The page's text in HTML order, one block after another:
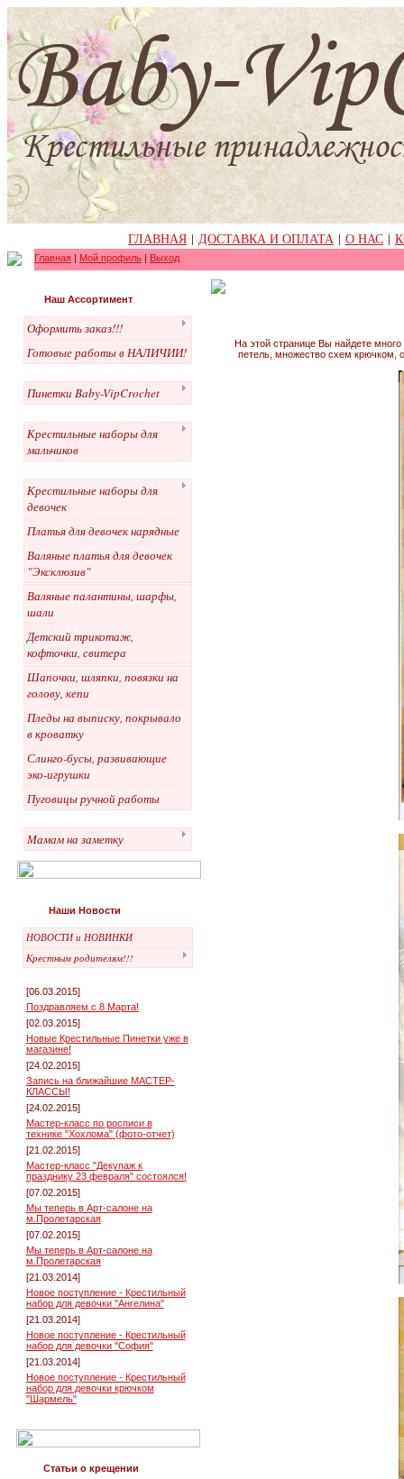
ГЛАВНАЯ | ДОСТАВКА И ОПЛАТА | О НАС |
Главная | Мой профиль | Выход
Наш Ассортимент
Оформить заказ!!!
Готовые работы в НАЛИЧИИ!
Пинетки Baby-VipCrochet
Крестильные наборы для
мальчиков
Крестильные наборы для
девочек
Платья для девочек нарядные
Валяные платья для девочек
"Эксклюзив"
Валяные палантины, шарфы,
шали
Детский трикотаж,
кофточки, свитера
Шапочки, шляпки, повязки на
голову, кепи
Пледы на выписку, покрывало
в кроватку
Слинго-бусы, развивающие
эко-игрушки
Пуговицы ручной работы
Мамам на заметку
Наши Новости
НОВОСТИ и НОВИНКИ
Крестным родителям!!!
[06.03.2015]
Поздравляем с 8 Марта!
[02.03.2015]
Новые Крестильные Пинетки уже в
магазине!
[24.02.2015]
Запись на ближайшие МАСТЕР-
КЛАССЫ!
[24.02.2015]
Мастер-класс по росписи в
технике "Хохлома" (фото-отчет)
[21.02.2015]
Мастер-класс "Декупаж к
празднику 23 февраля" состоялся!
[07.02.2015]
Мы теперь в Арт-салоне на
м.Пролетарская
[07.02.2015]
Мы теперь в Арт-салоне на
м.Пролетарская
[21.03.2014]
Новое поступление - Крестильный
набор для девочки "Ангелина"
[21.03.2014]
Новое поступление - Крестильный
набор для девочки "София"
[21.03.2014]
Новое поступление - Крестильный
набор для девочки крючком
"Шармель"
Статьи о крещении
На этой странице Вы найдете
петель, множество схем крючком,